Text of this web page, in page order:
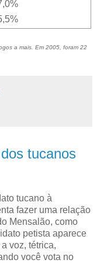
a mais. Em 2005, foram 22
tucanos
tucano à
fazer uma relação
Mensalão, como
petista aparece
voz, tétrica,
você vota no